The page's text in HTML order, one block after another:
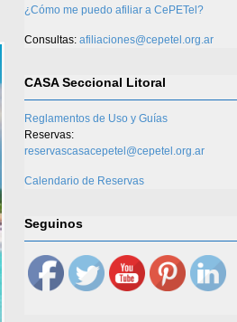
¿Cómo me puedo afiliar a CePETel?
Consultas:afiliaciones@cepetel.org.ar
CASA Seccional Litoral
Reglamentos de Uso y Guías
Reservas:
reservascasacepetel@cepetel.org.ar
Calendario de Reservas
Seguinos